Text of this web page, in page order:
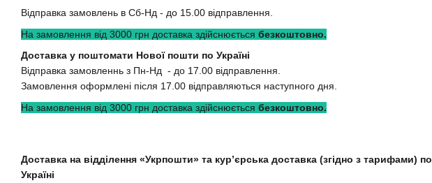
Відправка замовлень в Сб-Нд - до 15.00 відправлення.
На замовлення від 3000 грн доставка здійснюється безкоштовно.
Доставка у поштомати Нової пошти по Україні
Відправка замовленнь з Пн-Нд - до 17.00 відправлення.
Замовлення оформлені після 17.00 відправляються наступного дня.
На замовлення від 3000 грн доставка здійснюється безкоштовно.
Доставка на відділення «Укрпошти» та кур’єрська доставка (згідно з тарифами) по
Україні